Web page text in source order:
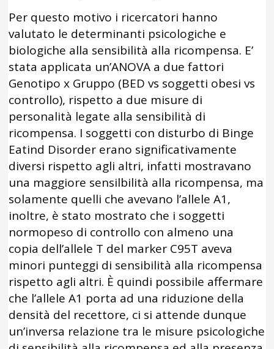
Per questo motivo i ricercatori hanno
valutato le determinanti psicologiche e
biologiche alla sensibilità alla ricompensa. E’
stata applicata un’ANOVA a due fattori
Genotipo x Gruppo (BED vs soggetti obesi vs
controllo), rispetto a due misure di
personalità legate alla sensibilità di
ricompensa. I soggetti con disturbo di Binge
Eatind Disorder erano significativamente
diversi rispetto agli altri, infatti mostravano
una maggiore sensilbilità alla ricompensa, ma
solamente quelli che avevano l’allele A1,
inoltre, è stato mostrato che i soggetti
normopeso di controllo con almeno una
copia dell’allele T del marker C95T aveva
minori punteggi di sensibilità alla ricompensa
rispetto agli altri. È quindi possibile affermare
che l’allele A1 porta ad una riduzione della
densità del recettore, ci si attende dunque
un’inversa relazione tra le misure psicologiche